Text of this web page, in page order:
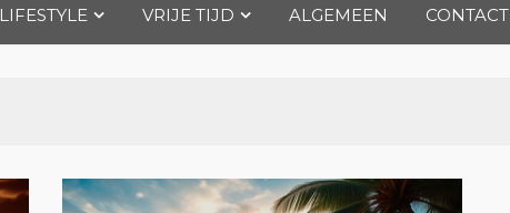
LIFESTYLE VRIJE TIJD ALGEMEEN CONTACT